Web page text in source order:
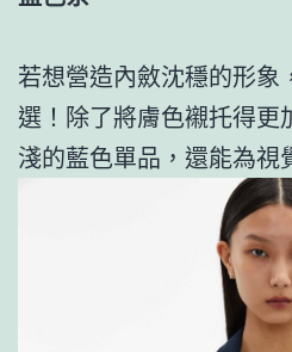
若想營造內斂沈穩的形象
選！除了將膚色襯托得更
淺的藍色單品，還能為視